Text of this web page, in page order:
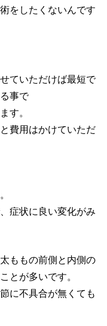
をしたくないんです
ていただけば最短で
事で
す。
費用はかけていただ
症状に良い変化がみ
ももの前側と内側の
とが多いです。
に不具合が無くても